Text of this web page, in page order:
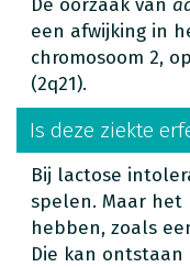
een afwijking in
chromosoom 2,
(2q21).
Is deze ziekte
Bij lactose
spelen. Maar het
hebben, zoals
Die kan